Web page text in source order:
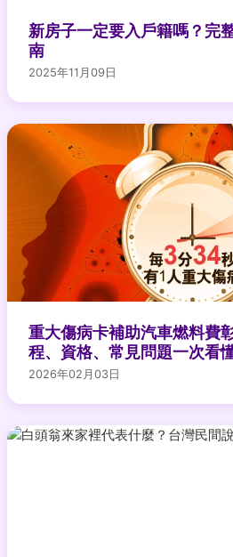
新房子一定要入戶籍嗎？完
南
2025年11月09日
重大傷病卡補助汽車燃料費
程、資格、常見問題一次看
2026年02月03日